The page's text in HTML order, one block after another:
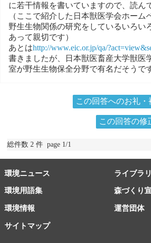
に若干情報を書いていますので、読ん
（ここで紹介した日本獣医学会ホーム
野生生物関係の研究をしているいろい
あって親切です）
あとはhttp://www.eic.or.jp/qa/
書きましたが、日本獣医畜産大学獣医
室が野生生物保全分野で有名だそうで
この回答へのお礼・
この回答の修
総件数 2 件 page 1/1
環境ニュース ライブラリ
環境用語集 森づくり
環境情報
サイトマップ
運営団体